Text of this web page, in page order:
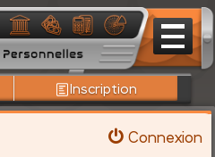
Inscription
Connexion